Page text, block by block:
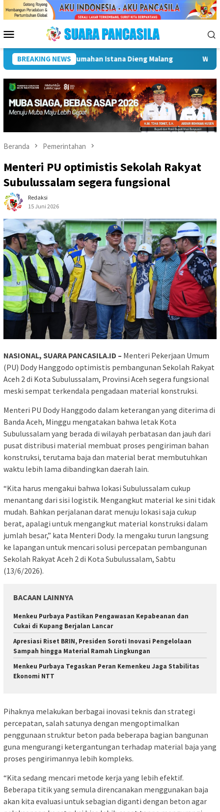
Menu
Mobile
BREAKING NEWS
Linggau Kukuhkan Pramuka Garuda dan Lepas Peserta
Beranda Pemerintahan
Menteri PU optimistis Sekolah Rakyat
Subulussalam segera fungsional
Redaksi
15 Juni 2026
NASIONAL, SUARA PANCASILA.ID – Menteri Pekerjaan Umum
(PU) Dody Hanggodo optimistis pembangunan Sekolah Rakyat
Aceh 2 di Kota Subulussalam, Provinsi Aceh segera fungsional
meski sempat terkendala pengadaan material konstruksi.
Menteri PU Dody Hanggodo dalam keterangan yang diterima di
Banda Aceh, Minggu mengatakan bahwa letak Kota
Subulussalam yang berada di wilayah perbatasan dan jauh dari
pusat distribusi material membuat proses pengiriman bahan
konstruksi, terutama baja dan material berat membutuhkan
waktu lebih lama dibandingkan daerah lain.
“Kita harus mengakui bahwa lokasi Subulussalam cukup
menantang dari sisi logistik. Mengangkut material ke sini tidak
mudah. Bahkan perjalanan darat menuju lokasi saja cukup
berat, apalagi untuk mengangkut material konstruksi dalam
jumlah besar,” kata Menteri Dody. Ia mengaku turun langsung
ke lapangan untuk mencari solusi percepatan pembangunan
Sekolah Rakyat Aceh 2 di Kota Subulussalam, Sabtu
(13/6/2026).
BACAAN LAINNYA
Menkeu Purbaya Pastikan Pengawasan Kepabeanan dan
Cukai di Kupang Berjalan Lancar
Apresiasi Riset BRIN, Presiden Soroti Inovasi Pengelolaan
Sampah hingga Material Ramah Lingkungan
Menkeu Purbaya Tegaskan Peran Kemenkeu Jaga Stabilitas
Ekonomi NTT
Pihaknya melakukan berbagai inovasi teknis dan strategi
percepatan, salah satunya dengan mengoptimalkan
penggunaan struktur beton pada beberapa bagian bangunan
guna mengurangi ketergantungan terhadap material baja yang
proses pengirimannya lebih kompleks.
“Kita sedang mencari metode kerja yang lebih efektif.
Beberapa titik yang semula direncanakan menggunakan baja
akan kita evaluasi untuk sebagian diganti dengan beton agar